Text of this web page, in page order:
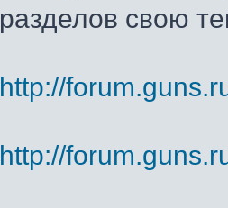
разделов свою
http://
http://